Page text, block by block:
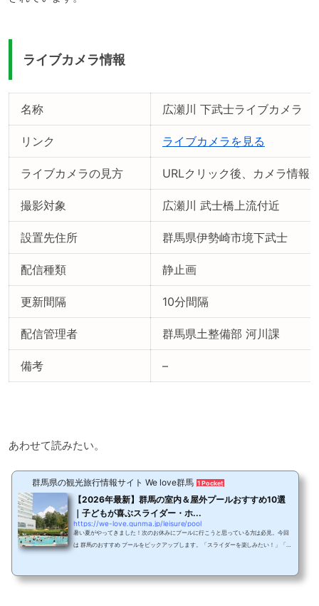
ライブカメラ情報
名称 広瀬川 下武士ライブカメラ
リンク ライブカメラを見る
ライブカメラの見方 URLクリック後、カメラ情報
撮影対象 広瀬川 武士橋上流付近
設置先住所 群馬県伊勢崎市境下武士
配信種類 静止画
更新間隔 10分間隔
配信管理者 群馬県土整備部 河川課
備考 –
あわせて読みたい。
群馬県の観光旅行情報サイト We love群馬 1 Pocket
【2026年最新】群馬の室内＆屋外プールおすすめ10選
｜子どもが喜ぶスライダー・ホ...
https://we-love.gunma.jp/leisure/pool
暑い夏がやってきました！次のお休みにプールに行こうと思っている方は必見。今回
は 群馬のおすすめ プールをピックアップします。「スライダーを楽しみたい！」「温
を押さえておきたい！という人向けの、おすすめ プールをご紹介しましょう。アクセ